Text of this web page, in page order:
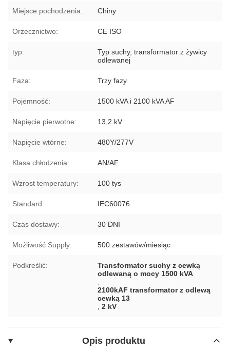
Miejsce pochodzenia: Chiny
Orzecznictwo: CE ISO
typ:
Typ suchy, transformator z żywicy
odlewanej
Faza: Trzy fazy
Pojemność: 1500 kVA i 2100 kVA AF
Napięcie pierwotne: 13,2 kV
Napięcie wtórne: 480Y/277V
Klasa chłodzenia: AN/AF
Wzrost temperatury: 100 tys
Standard: IEC60076
Czas dostawy: 30 DNI
Możliwość Supply: 500 zestawów/miesiąc
Podkreślić:
Transformator suchy z cewką
odlewaną o mocy 1500 kVA
2100kAF transformator z odlewą
cewką 13
,2 kV
Opis produktu